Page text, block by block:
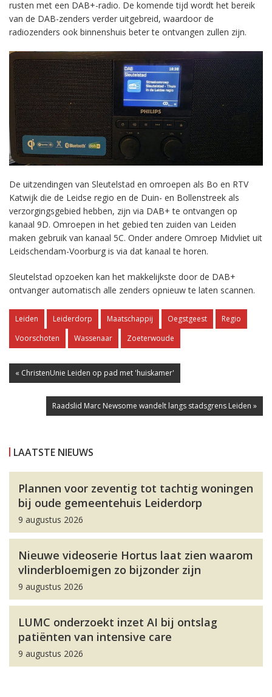
rusten met een DAB+-radio. De komende tijd wordt het bereik
van de DAB-zenders verder uitgebreid, waardoor de
radiozenders ook binnenshuis beter te ontvangen zullen zijn.
De uitzendingen van Sleutelstad en omroepen als Bo en RTV
Katwijk die de Leidse regio en de Duin- en Bollenstreek als
verzorgingsgebied hebben, zijn via DAB+ te ontvangen op
kanaal 9D. Omroepen in het gebied ten zuiden van Leiden
maken gebruik van kanaal 5C. Onder andere Omroep Midvliet uit
Leidschendam-Voorburg is via dat kanaal te horen.
Sleutelstad opzoeken kan het makkelijkste door de DAB+
ontvanger automatisch alle zenders opnieuw te laten scannen.
Leiden Leiderdorp Maatschappij Oegstgeest
Regio
Voorschoten
Wassenaar Zoeterwoude
« ChristenUnie Leiden op pad met 'huiskamer'
Raadslid Marc Newsome wandelt langs stadsgrens Leiden »
LAATSTE NIEUWS
Plannen voor zeventig tot tachtig woningen
bij oude gemeentehuis Leiderdorp
9 augustus 2026
Nieuwe videoserie Hortus laat zien waarom
vlinderbloemigen zo bijzonder zijn
9 augustus 2026
LUMC onderzoekt inzet AI bij ontslag
patiënten van intensive care
9 augustus 2026